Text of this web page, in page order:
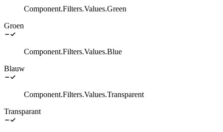
Component.Filters.Values.Green
Groen
Component.Filters.Values.Blue
Blauw
Component.Filters.Values.Transparent
Transparant